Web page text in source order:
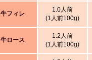
牛フィレ
1.0人前
(1人前100g)
牛ロース
1.2人前
(1人前100g)